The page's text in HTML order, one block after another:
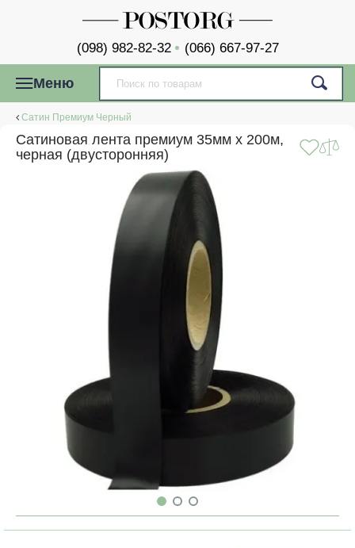
(098) 982-82-32 (066) 667-97-27
Меню
Сатин Премиум Черный
Сатиновая лента премиум 35мм x 200м,
черная (двусторонняя)